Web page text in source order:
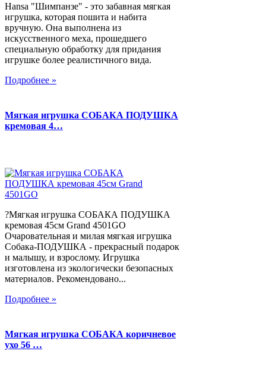
Hansa "Шимпанзе" - это забавная мягкая
игрушка, которая пошита и набита
вручную. Она выполнена из
искусственного меха, прошедшего
специальную обработку для придания
игрушке более реалистичного вида.
Подробнее »
Мягкая игрушка СОБАКА ПОДУШКА
кремовая 4…
?Мягкая игрушка СОБАКА ПОДУШКА
кремовая 45см Grand 4501GO
Очаровательная и милая мягкая игрушка
Собака-ПОДУШКА - прекрасный подарок
и малышу, и взрослому. Игрушка
изготовлена из экологически безопасных
материалов. Рекомендовано...
Подробнее »
Мягкая игрушка СОБАКА коричневое
ухо 56 …